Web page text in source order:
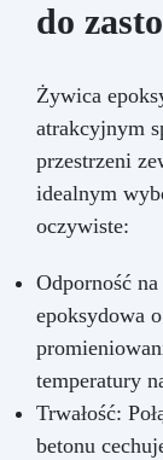
do
Żywica
atrakcyjnym
przestrzeni
idealnym
oczywiste:
Odporność
epoksydowa
temperatury
Trwałość:
betonu